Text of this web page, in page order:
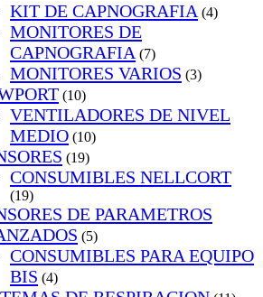
KIT DE CAPNOGRAFIA (4)
MONITORES DE
CAPNOGRAFIA (7)
MONITORES VARIOS (3)
(10)
VENTILADORES DE NIVEL
MEDIO (10)
(19)
CONSUMIBLES NELLCORT
(19)
DE PARAMETROS
(5)
CONSUMIBLES PARA EQUIPO
BIS (4)